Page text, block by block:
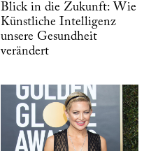
Blick in die Zukunft: Wie
Künstliche Intelligenz
unsere Gesundheit
verändert